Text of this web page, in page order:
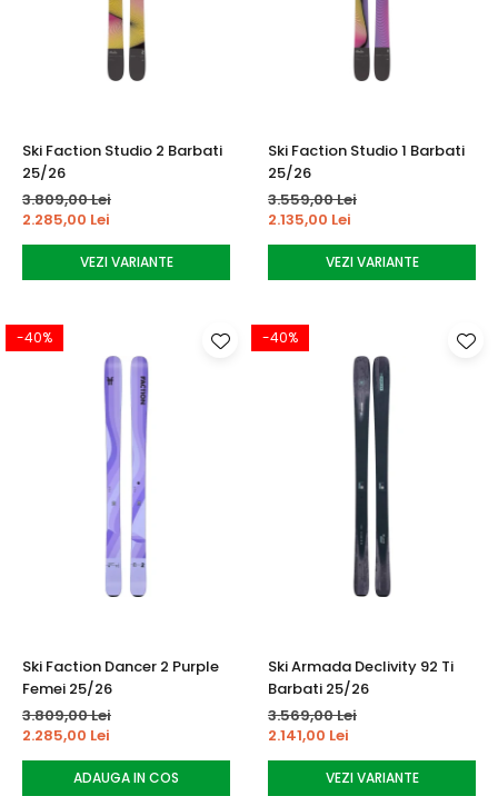
Ski Faction Studio 2 Barbati
25/26
3.809,00 Lei
2.285,00 Lei
VEZI VARIANTE
Ski Faction Studio 1 Barbati
25/26
3.559,00 Lei
2.135,00 Lei
VEZI VARIANTE
-40%
Ski Faction Dancer 2 Purple
Femei 25/26
3.809,00 Lei
2.285,00 Lei
ADAUGA IN COS
-40%
Ski Armada Declivity 92 Ti
Barbati 25/26
3.569,00 Lei
2.141,00 Lei
VEZI VARIANTE